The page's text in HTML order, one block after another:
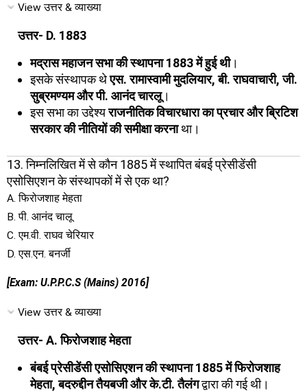
View उत्तर & व्याख्या
उत्तर- D. 1883
मद्रास महाजन सभा की स्थापना 1883 में हुई थी।
इसके संस्थापक थेएस. रामास्वामी मुदलियार, बी. राघवाचारी, जी.
सुब्रमण्यम और पी. आनंद चारलू।
इस सभा का उद्देश्यराजनीतिक विचारधारा का प्रचार और ब्रिटिश
सरकार की नीतियों की समीक्षा करनाथा।
13. निम्नलिखित में से कौन 1885 में स्थापित बंबई प्रेसीडेंसी
एसोसिएशन के संस्थापकों में से एक था?
A. फिरोजशाह मेहता
B. पी. आनंद चालू
C. एम.वी. राघव चेरियार
D. एस.एन. बनर्जी
[Exam: U.P.P.C.S (Mains) 2016]
View उत्तर & व्याख्या
उत्तर- A. फिरोजशाह मेहता
बंबई प्रेसीडेंसी एसोसिएशन की स्थापना 1885 में फिरोजशाह
मेहता, बदरुद्दीन तैयबजी और के.टी. तैलंगद्वारा की गई थी।